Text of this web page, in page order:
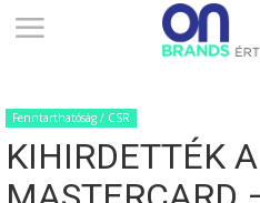
ONBRANDS
–
Fenntarthatóság / CSR
KIHIRDETTÉK A